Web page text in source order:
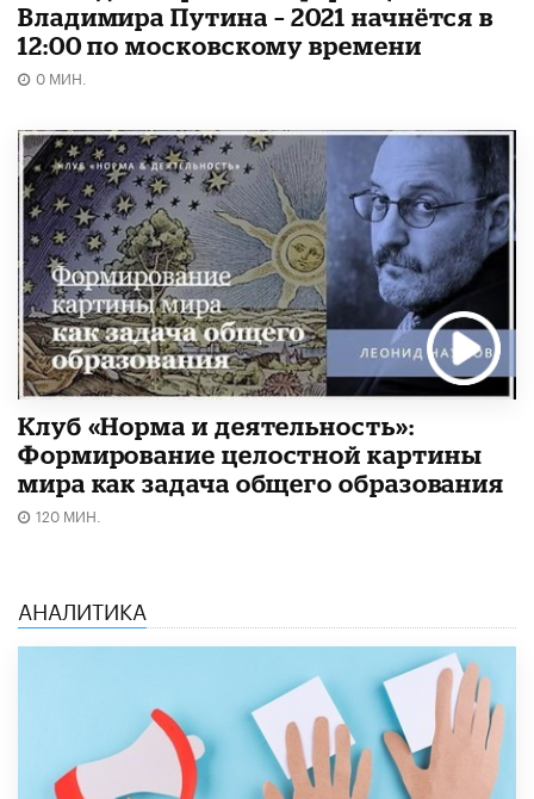
Владимира Путина – 2021 начнётся в
12:00 по московскому времени
0 МИН.
Клуб «Норма и деятельность»:
Формирование целостной картины
мира как задача общего образования
120 МИН.
АНАЛИТИКА